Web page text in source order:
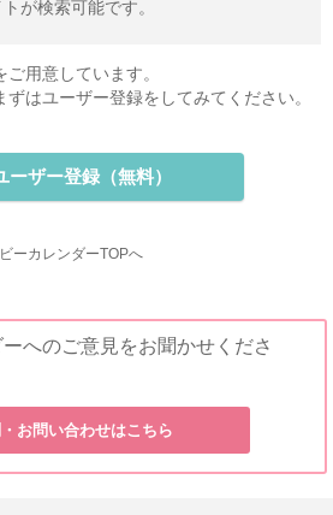
が検索可能です。
用意しています。
はユーザー登録をしてみてください。
ーザー登録（無料）
ーカレンダーTOPへ
へのご意見をお聞かせくださ
お問い合わせはこちら